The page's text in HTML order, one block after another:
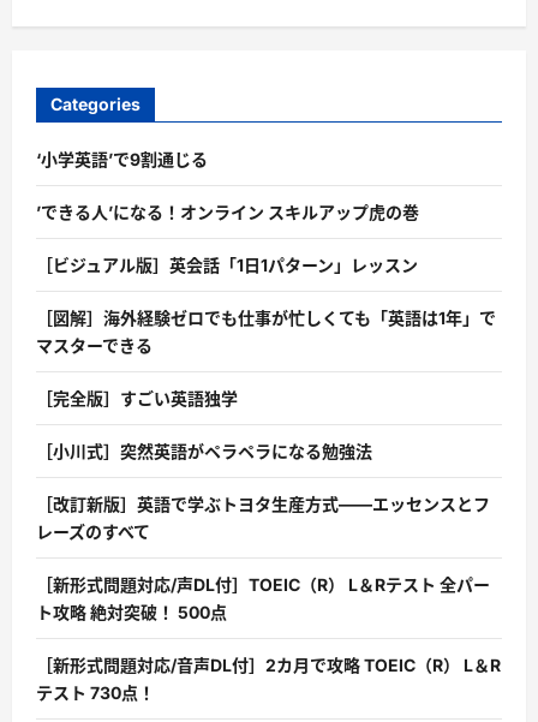
Categories
‘小学英語’で9割通じる
’できる人’になる！オンライン スキルアップ虎の巻
［ビジュアル版］英会話「1日1パターン」レッスン
［図解］海外経験ゼロでも仕事が忙しくても「英語は1年」で
マスターできる
［完全版］すごい英語独学
［小川式］突然英語がペラペラになる勉強法
［改訂新版］英語で学ぶトヨタ生産方式――エッセンスとフ
レーズのすべて
［新形式問題対応/声DL付］TOEIC（R） L＆Rテスト 全パー
ト攻略 絶対突破！ 500点
［新形式問題対応/音声DL付］2カ月で攻略 TOEIC（R） L＆R
テスト 730点！